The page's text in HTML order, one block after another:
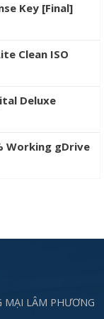
Key [Final]
Clean ISO
Deluxe
Working gDrive
MẠI LÂM PHƯƠNG